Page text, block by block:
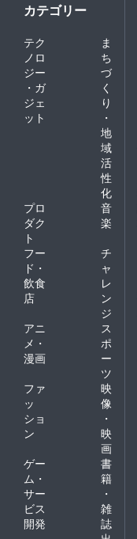
カテゴリー
テク
ノロ
ジー
・ガ
ジェ
ット
ま
ち
づ
く
り
・
地
域
活
性
化
プロ
ダク
ト
音
楽
フー
ド・
飲食
店
チ
ャ
レ
ン
ジ
アニ
メ・
漫画
ス
ポ
ー
ツ
ファ
ッ
ショ
ン
映
像
・
映
画
ゲー
ム・
サー
ビス
開発
書
籍
・
雑
誌